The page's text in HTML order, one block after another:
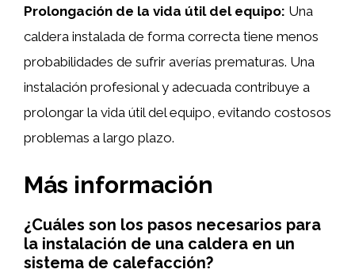
Prolongación de la vida útil del equipo: Una
caldera instalada de forma correcta tiene menos
probabilidades de sufrir averías prematuras. Una
instalación profesional y adecuada contribuye a
prolongar la vida útil del equipo, evitando costosos
problemas a largo plazo.
Más información
¿Cuáles son los pasos necesarios para
la instalación de una caldera en un
sistema de calefacción?